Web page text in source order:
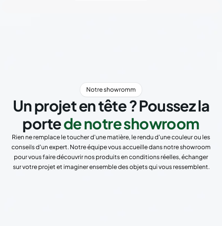
Notre showromm
Un projet en tête ? Poussez la
portede notre showroom
Rien ne remplace le toucher d'une matière, le rendu d'une couleur ou les
conseils d'un expert. Notre équipe vous accueille dans notre showroom
pour vous faire découvrir nos produits en conditions réelles, échanger
sur votre projet et imaginer ensemble des objets qui vous ressemblent.